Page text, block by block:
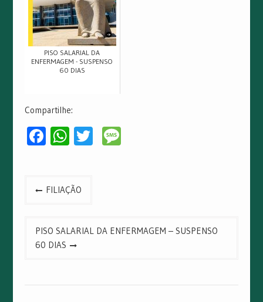
PISO SALARIAL DA
ENFERMAGEM - SUSPENSO
60 DIAS
Compartilhe:
Facebook
WhatsApp
TwitterMessage
Navegação
FILIAÇÃO
PISO SALARIAL DA ENFERMAGEM – SUSPENSO
60 DIAS